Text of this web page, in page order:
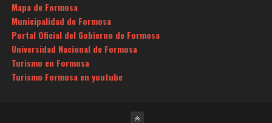
Mapa de Formosa
Municipalidad de Formosa
Portal Oficial del Gobierno de Formosa
Universidad Nacional de Formosa
Turismo en Formosa
Turismo Formosa en youtube